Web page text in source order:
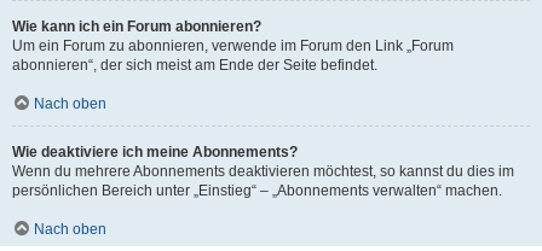
Wie kann ich ein Forum abonnieren?
Um ein Forum zu abonnieren, verwende im Forum den Link „Forum
abonnieren“, der sich meist am Ende der Seite befindet.
Nach oben
Wie deaktiviere ich meine Abonnements?
Wenn du mehrere Abonnements deaktivieren möchtest, so kannst du dies im
persönlichen Bereich unter „Einstieg“ – „Abonnements verwalten“ machen.
Nach oben